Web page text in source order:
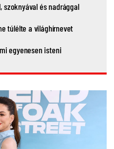
szoknyával és nadrággal
túlélte a világhírnevet
egyenesen isteni